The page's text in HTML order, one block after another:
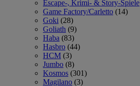
Escape-, Krimi- & Story-Spiele
Game Factory/Carletto (14)
Goki (28)
Goliath (9)
Haba (83)
Hasbro (44)
HCM (3)
Jumbo (8)
Kosmos (301)
Magilano (3)